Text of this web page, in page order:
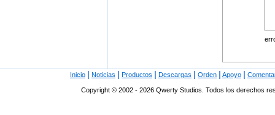
Inicio | Noticias | Productos | Descargas | Orden | Apoyo |
Copyright © 2002 - 2026 Qwerty Studios. Todos los derechos